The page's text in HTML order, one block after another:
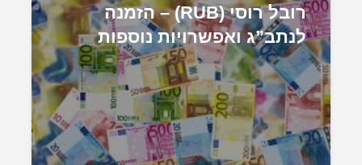
רובל רוסי (RUB) – הזמנה
לנתב”ג ואפשרויות נוספות